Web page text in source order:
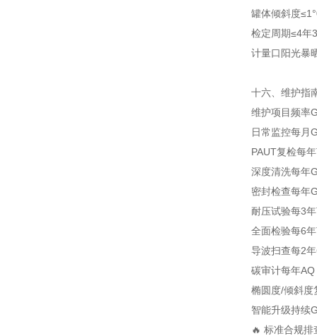
罐体倾斜度≤1°
检定周期≤4年
计量口 阳光暴
十六、维护指
维护项目频率
日常监控每月
PAUT复检每年
深度清洗每年
密封检查每年
耐压试验每3年
全面检验每6年
导波扫查每2年
碳审计每年
椭圆度/倾斜度
智能升级持续
🔥 标准合规排